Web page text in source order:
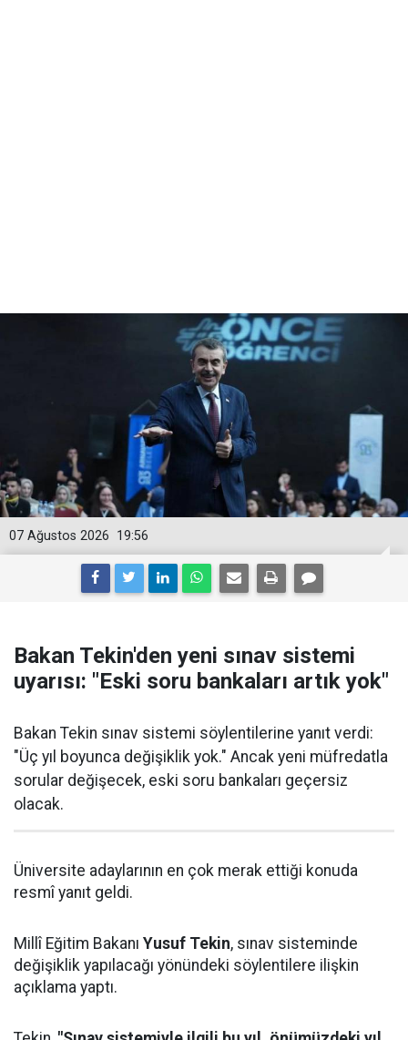
19:56
07 Ağustos 2026
Bakan Tekin'den yeni sınav sistemi
uyarısı: "Eski soru bankaları artık yok"
Bakan Tekin sınav sistemi söylentilerine yanıt verdi:
"Üç yıl boyunca değişiklik yok." Ancak yeni müfredatla
sorular değişecek, eski soru bankaları geçersiz
olacak.
Üniversite adaylarının en çok merak ettiği konuda
resmî yanıt geldi.
Millî Eğitim Bakanı Yusuf Tekin, sınav sisteminde
değişiklik yapılacağı yönündeki söylentilere ilişkin
açıklama yaptı.